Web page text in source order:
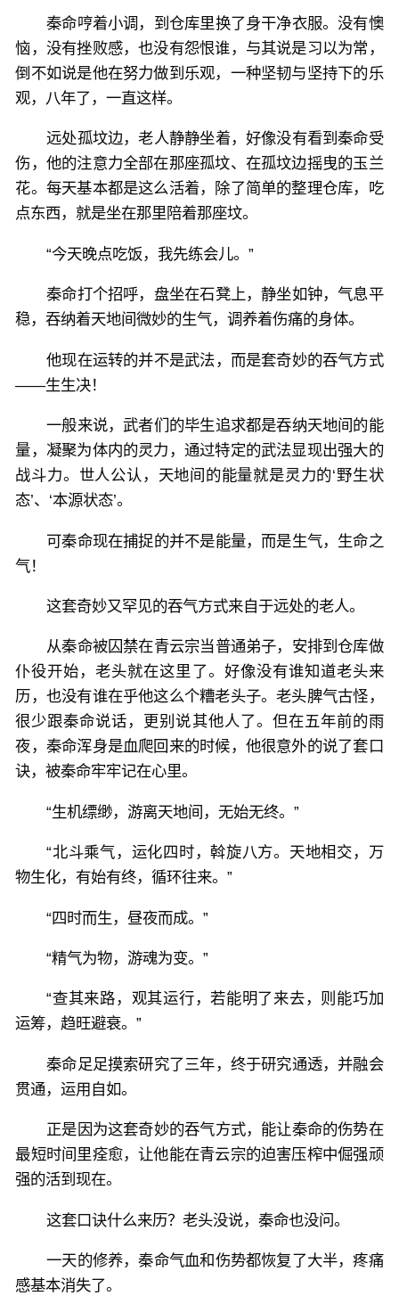
秦命哼着小调，到仓库里换了身干净衣服。没有懊
恼，没有挫败感，也没有怨恨谁，与其说是习以为常，
倒不如说是他在努力做到乐观，一种坚韧与坚持下的乐
观，八年了，一直这样。
远处孤坟边，老人静静坐着，好像没有看到秦命受
伤，他的注意力全部在那座孤坟、在孤坟边摇曳的玉兰
花。每天基本都是这么活着，除了简单的整理仓库，吃
点东西，就是坐在那里陪着那座坟。
“今天晚点吃饭，我先练会儿。”
秦命打个招呼，盘坐在石凳上，静坐如钟，气息平
稳，吞纳着天地间微妙的生气，调养着伤痛的身体。
他现在运转的并不是武法，而是套奇妙的吞气方式
——生生决！
一般来说，武者们的毕生追求都是吞纳天地间的能
量，凝聚为体内的灵力，通过特定的武法显现出强大的
战斗力。世人公认，天地间的能量就是灵力的‘野生状
态’、‘本源状态’。
可秦命现在捕捉的并不是能量，而是生气，生命之
气！
这套奇妙又罕见的吞气方式来自于远处的老人。
从秦命被囚禁在青云宗当普通弟子，安排到仓库做
仆役开始，老头就在这里了。好像没有谁知道老头来
历，也没有谁在乎他这么个糟老头子。老头脾气古怪，
很少跟秦命说话，更别说其他人了。但在五年前的雨
夜，秦命浑身是血爬回来的时候，他很意外的说了套口
诀，被秦命牢牢记在心里。
“生机缥缈，游离天地间，无始无终。”
“北斗乘气，运化四时，斡旋八方。天地相交，万
物生化，有始有终，循环往来。”
“四时而生，昼夜而成。”
“精气为物，游魂为变。”
“查其来路，观其运行，若能明了来去，则能巧加
运筹，趋旺避衰。”
秦命足足摸索研究了三年，终于研究通透，并融会
贯通，运用自如。
正是因为这套奇妙的吞气方式，能让秦命的伤势在
最短时间里痊愈，让他能在青云宗的迫害压榨中倔强顽
强的活到现在。
这套口诀什么来历？老头没说，秦命也没问。
一天的修养，秦命气血和伤势都恢复了大半，疼痛
感基本消失了。